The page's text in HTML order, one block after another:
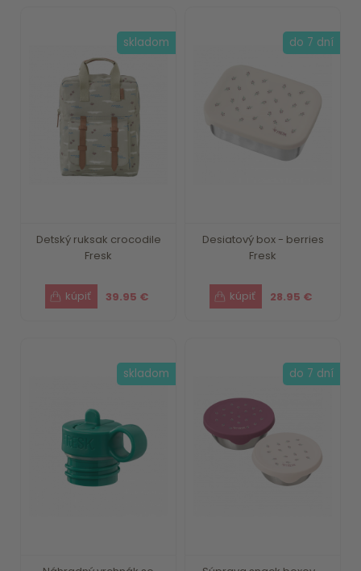
Detský ruksak crocodile
Fresk
39.95 €
skladom
Desiatový box - berries
Fresk
28.95 €
do 7 dní
skladom do 7 dní